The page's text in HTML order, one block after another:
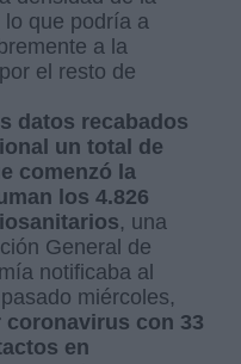
que podría a
a la
el resto de
datos recabados
un total de
comenzó la
los 4.826
, una
General de
notificaba al
miércoles,
con 33
en